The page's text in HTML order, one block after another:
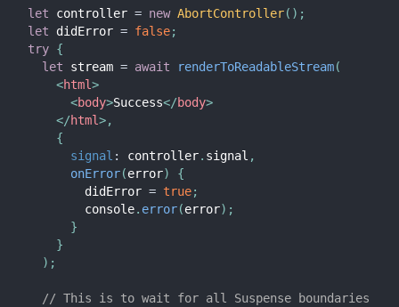
let controller = new AbortController( ) ;
let didError = false;
try {
let stream = await renderToReadableStream(
<html>
<body>Success</body>
</html>,
{
signal : controller. signal ,
onError(error)
{
        didError
= true;
        console
. error(error) ;
}
}
) ;
// This is to wait for all Suspense boundaries